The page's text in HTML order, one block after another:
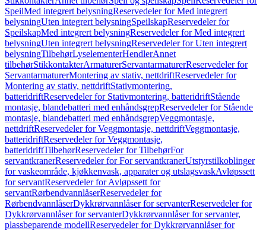
SpeilMed integrert belysningReservedeler for Med integrert
belysningUten integrert belysningSpeilskapReservedeler for
SpeilskapMed integrert belysningReservedeler for Med integrert
belysningUten integrert belysningReservedeler for Uten integrert
belysningTilbehørLyselementerHendlerAnnet
tilbehørStikkontakterArmaturerServantarmaturerReservedeler for
ServantarmaturerMontering av stativ, nettdriftReservedeler for
Montering av stativ, nettdriftStativmontering,
batteridriftReservedeler for Stativmontering, batteridriftStående
montasje, blandebatteri med enhåndsgrepReservedeler for Stående
montasje, blandebatteri med enhåndsgrepVeggmontasje,
nettdriftReservedeler for Veggmontasje, nettdriftVeggmontasje,
batteridriftReservedeler for Veggmontasje,
batteridriftTilbehørReservedeler for TilbehørFor
servantkranerReservedeler for For servantkranerUtstyrstilkoblinger
for vaskeområde, kjøkkenvask, apparater og utslagsvaskAvløpssett
for servantReservedeler for Avløpssett for
servantRørbendvannlåserReservedeler for
RørbendvannlåserDykkrørvannlåser for servanterReservedeler for
Dykkrørvannlåser for servanterDykkrørvannlåser for servanter,
plassbeparende modellReservedeler for Dykkrørvannlåser for